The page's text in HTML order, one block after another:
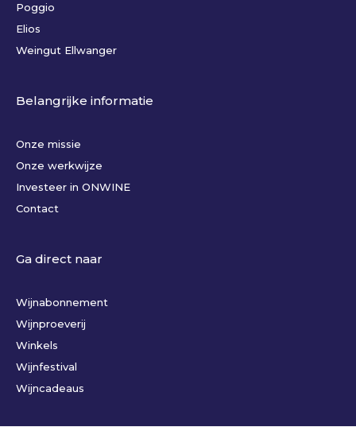
Poggio
Elios
Weingut Ellwanger
Belangrijke informatie
Onze missie
Onze werkwijze
Investeer in ONWINE
Contact
Ga direct naar
Wijnabonnement
Wijnproeverij
Winkels
Wijnfestival
Wijncadeaus